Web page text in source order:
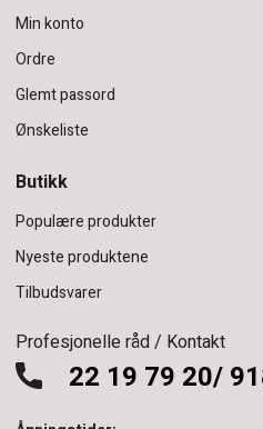
Min konto
Ordre
Glemt passord
Ønskeliste
Butikk
Populære produkter
Nyeste produktene
Tilbudsvarer
Profesjonelle råd / Kontakt
22 19 79 20/